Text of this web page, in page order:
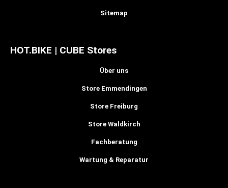
Sitemap
HOT.BIKE | CUBE Stores
Über uns
Store Emmendingen
Store Freiburg
Store Waldkirch
Fachberatung
Wartung & Reparatur